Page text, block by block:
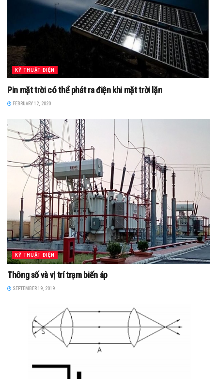
KỸ THUẬT ĐIỆN
Pin mặt trời có thể phát ra điện khi mặt trời lặn
FEBRUARY 12, 2020
KỸ THUẬT ĐIỆN
Thông số và vị trí trạm biến áp
SEPTEMBER 19, 2019